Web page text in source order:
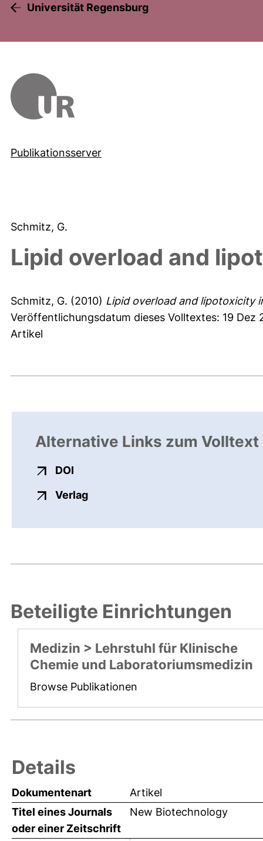
Universität Regensburg
Publikationsserver
Schmitz, G.
Lipid overload and
Schmitz, G. (2010) Lipid overload and lipotoxicity
Veröffentlichungsdatum dieses Volltextes: 19 Dez
Artikel
Alternative Links zum Volltext
DOI
Verlagexterner Link, öffnet neues
Beteiligte Einrichtungen
Medizin > Lehrstuhl für Klinische
Chemie und Laboratoriumsmedizin
Browse Publikationen
Details
Dokumentenart
Artikel
Titel eines Journals
oder einer Zeitschrift
New Biotechnology